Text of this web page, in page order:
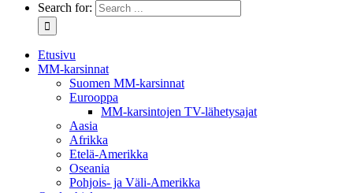
Search for:
Etusivu
MM-karsinnat
Suomen MM-karsinnat
Eurooppa
MM-karsintojen TV-lähetysajat
Aasia
Afrikka
Etelä-Amerikka
Oseania
Pohjois- ja Väli-Amerikka